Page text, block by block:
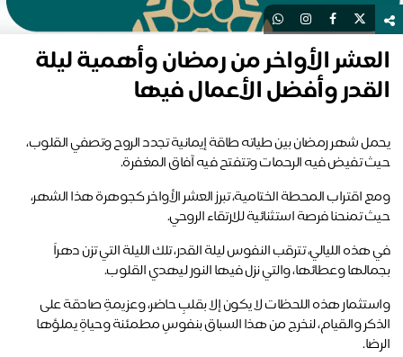
الأواخر من رمضان وأهمية ليلة
وأفضل الأعمال فيها
يحمل شهر رمضان بين طياته طاقة إيمانية تجدد الروح وتصفي القلوب،
تفيض فيه الرحمات وتتفتح فيه آفاق المغفرة.
ومع اقتراب المحطة الختامية، تبرز العشر الأواخر كجوهرة هذا الشهر،
تمنحنا فرصة استثنائية للارتقاء الروحي.
في هذه الليالي، تترقب النفوس ليلة القدر، تلك الليلة التي تزن دهراً
وعطائها، والتي نزل فيها النور ليهدي القلوب.
الذكر والقيام، لنخرج من هذا السباق بنفوسٍ مطمئنة وحياةٍ يملؤها